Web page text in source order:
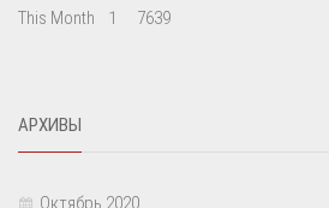
This Month
1 7639
АРХИВЫ
Октябрь 2020